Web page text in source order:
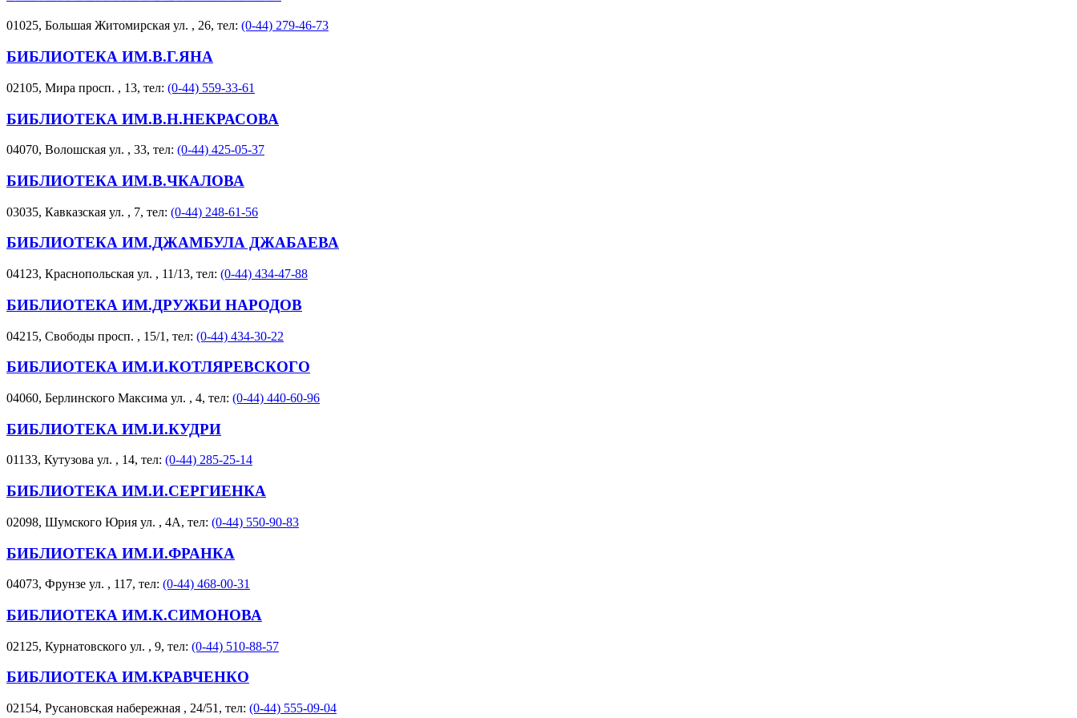
01025, Большая Житомирская ул. , 26, тел: (0-44) 279-46-73
БИБЛИОТЕКА ИМ.В.Г.ЯНА
02105, Мира просп. , 13, тел: (0-44) 559-33-61
БИБЛИОТЕКА ИМ.В.Н.НЕКРАСОВА
04070, Волошская ул. , 33, тел: (0-44) 425-05-37
БИБЛИОТЕКА ИМ.В.ЧКАЛОВА
03035, Кавказская ул. , 7, тел: (0-44) 248-61-56
БИБЛИОТЕКА ИМ.ДЖАМБУЛА ДЖАБАЕВА
04123, Краснопольская ул. , 11/13, тел: (0-44) 434-47-88
БИБЛИОТЕКА ИМ.ДРУЖБИ НАРОДОВ
04215, Свободы просп. , 15/1, тел: (0-44) 434-30-22
БИБЛИОТЕКА ИМ.И.КОТЛЯРЕВСКОГО
04060, Берлинского Максима ул. , 4, тел: (0-44) 440-60-96
БИБЛИОТЕКА ИМ.И.КУДРИ
01133, Кутузова ул. , 14, тел: (0-44) 285-25-14
БИБЛИОТЕКА ИМ.И.СЕРГИЕНКА
02098, Шумского Юрия ул. , 4А, тел: (0-44) 550-90-83
БИБЛИОТЕКА ИМ.И.ФРАНКА
04073, Фрунзе ул. , 117, тел: (0-44) 468-00-31
БИБЛИОТЕКА ИМ.К.СИМОНОВА
02125, Курнатовского ул. , 9, тел: (0-44) 510-88-57
БИБЛИОТЕКА ИМ.КРАВЧЕНКО
02154, Русановская набережная , 24/51, тел: (0-44) 555-09-04